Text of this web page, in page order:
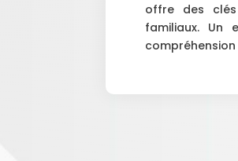
offre des
familiaux. Un